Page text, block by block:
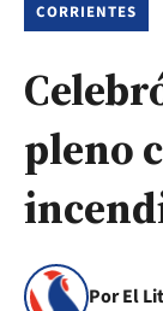
CORRIENTES
pleno
Por El